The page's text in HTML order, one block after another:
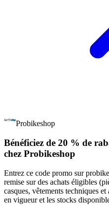
Probikeshop
Bénéficiez de 20 % de
chez Probikeshop
Entrez ce code promo sur
remise sur des achats éligibles
casques, vêtements techniques
en vigueur et les stocks